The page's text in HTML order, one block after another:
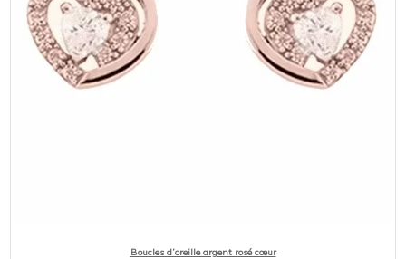
Boucles d’oreille argent rosé cœur